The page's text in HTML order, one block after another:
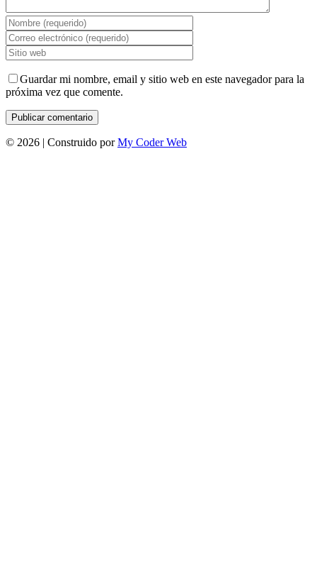
Guardar mi nombre, email y sitio web en este navegador para la
próxima vez que comente.
© 2026 | Construido porMy Coder Web